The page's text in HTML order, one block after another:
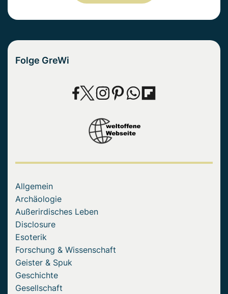
Folge GreWi
Allgemein
Archäologie
Außerirdisches Leben
Disclosure
Esoterik
Forschung & Wissenschaft
Geister & Spuk
Geschichte
Gesellschaft